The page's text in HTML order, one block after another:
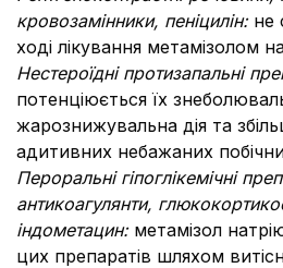
кровозамінники, пеніцилін: не
ході лікування метамізолом
Нестероїдні протизапальні
потенціюється їх
жарознижувальна дія та
адитивних небажаних
Пероральні гіпоглікемічні
антикоагулянти,
індометацин: метамізол
цих препаратів шляхом